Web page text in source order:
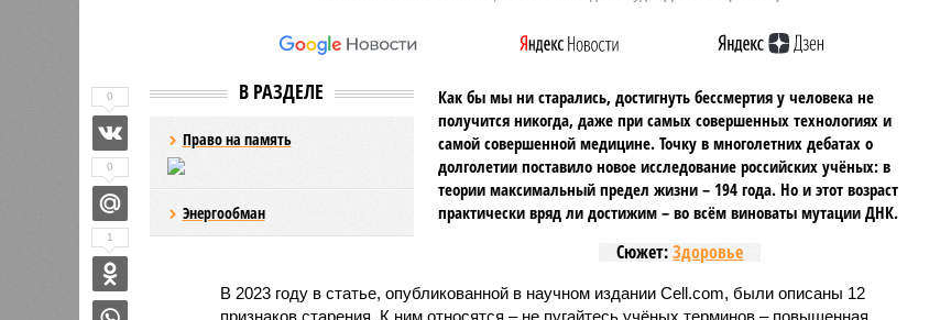
В РАЗДЕЛЕ
Право на память
Энергообман
Как бы мы ни старались, достигнуть бессмертия у человека не
получится никогда, даже при самых совершенных технологиях и
самой совершенной медицине. Точку в многолетних дебатах о
долголетии поставило новое исследование российских учёных: в
теории максимальный предел жизни – 194 года. Но и этот возраст
практически вряд ли достижим – во всём виноваты мутации ДНК.
Сюжет:Здоровье
В 2023 году в статье, опубликованной в научном издании Cell.com, были описаны 12
признаков старения. К ним относятся – не пугайтесь учёных терминов – повышенная
0
0
1